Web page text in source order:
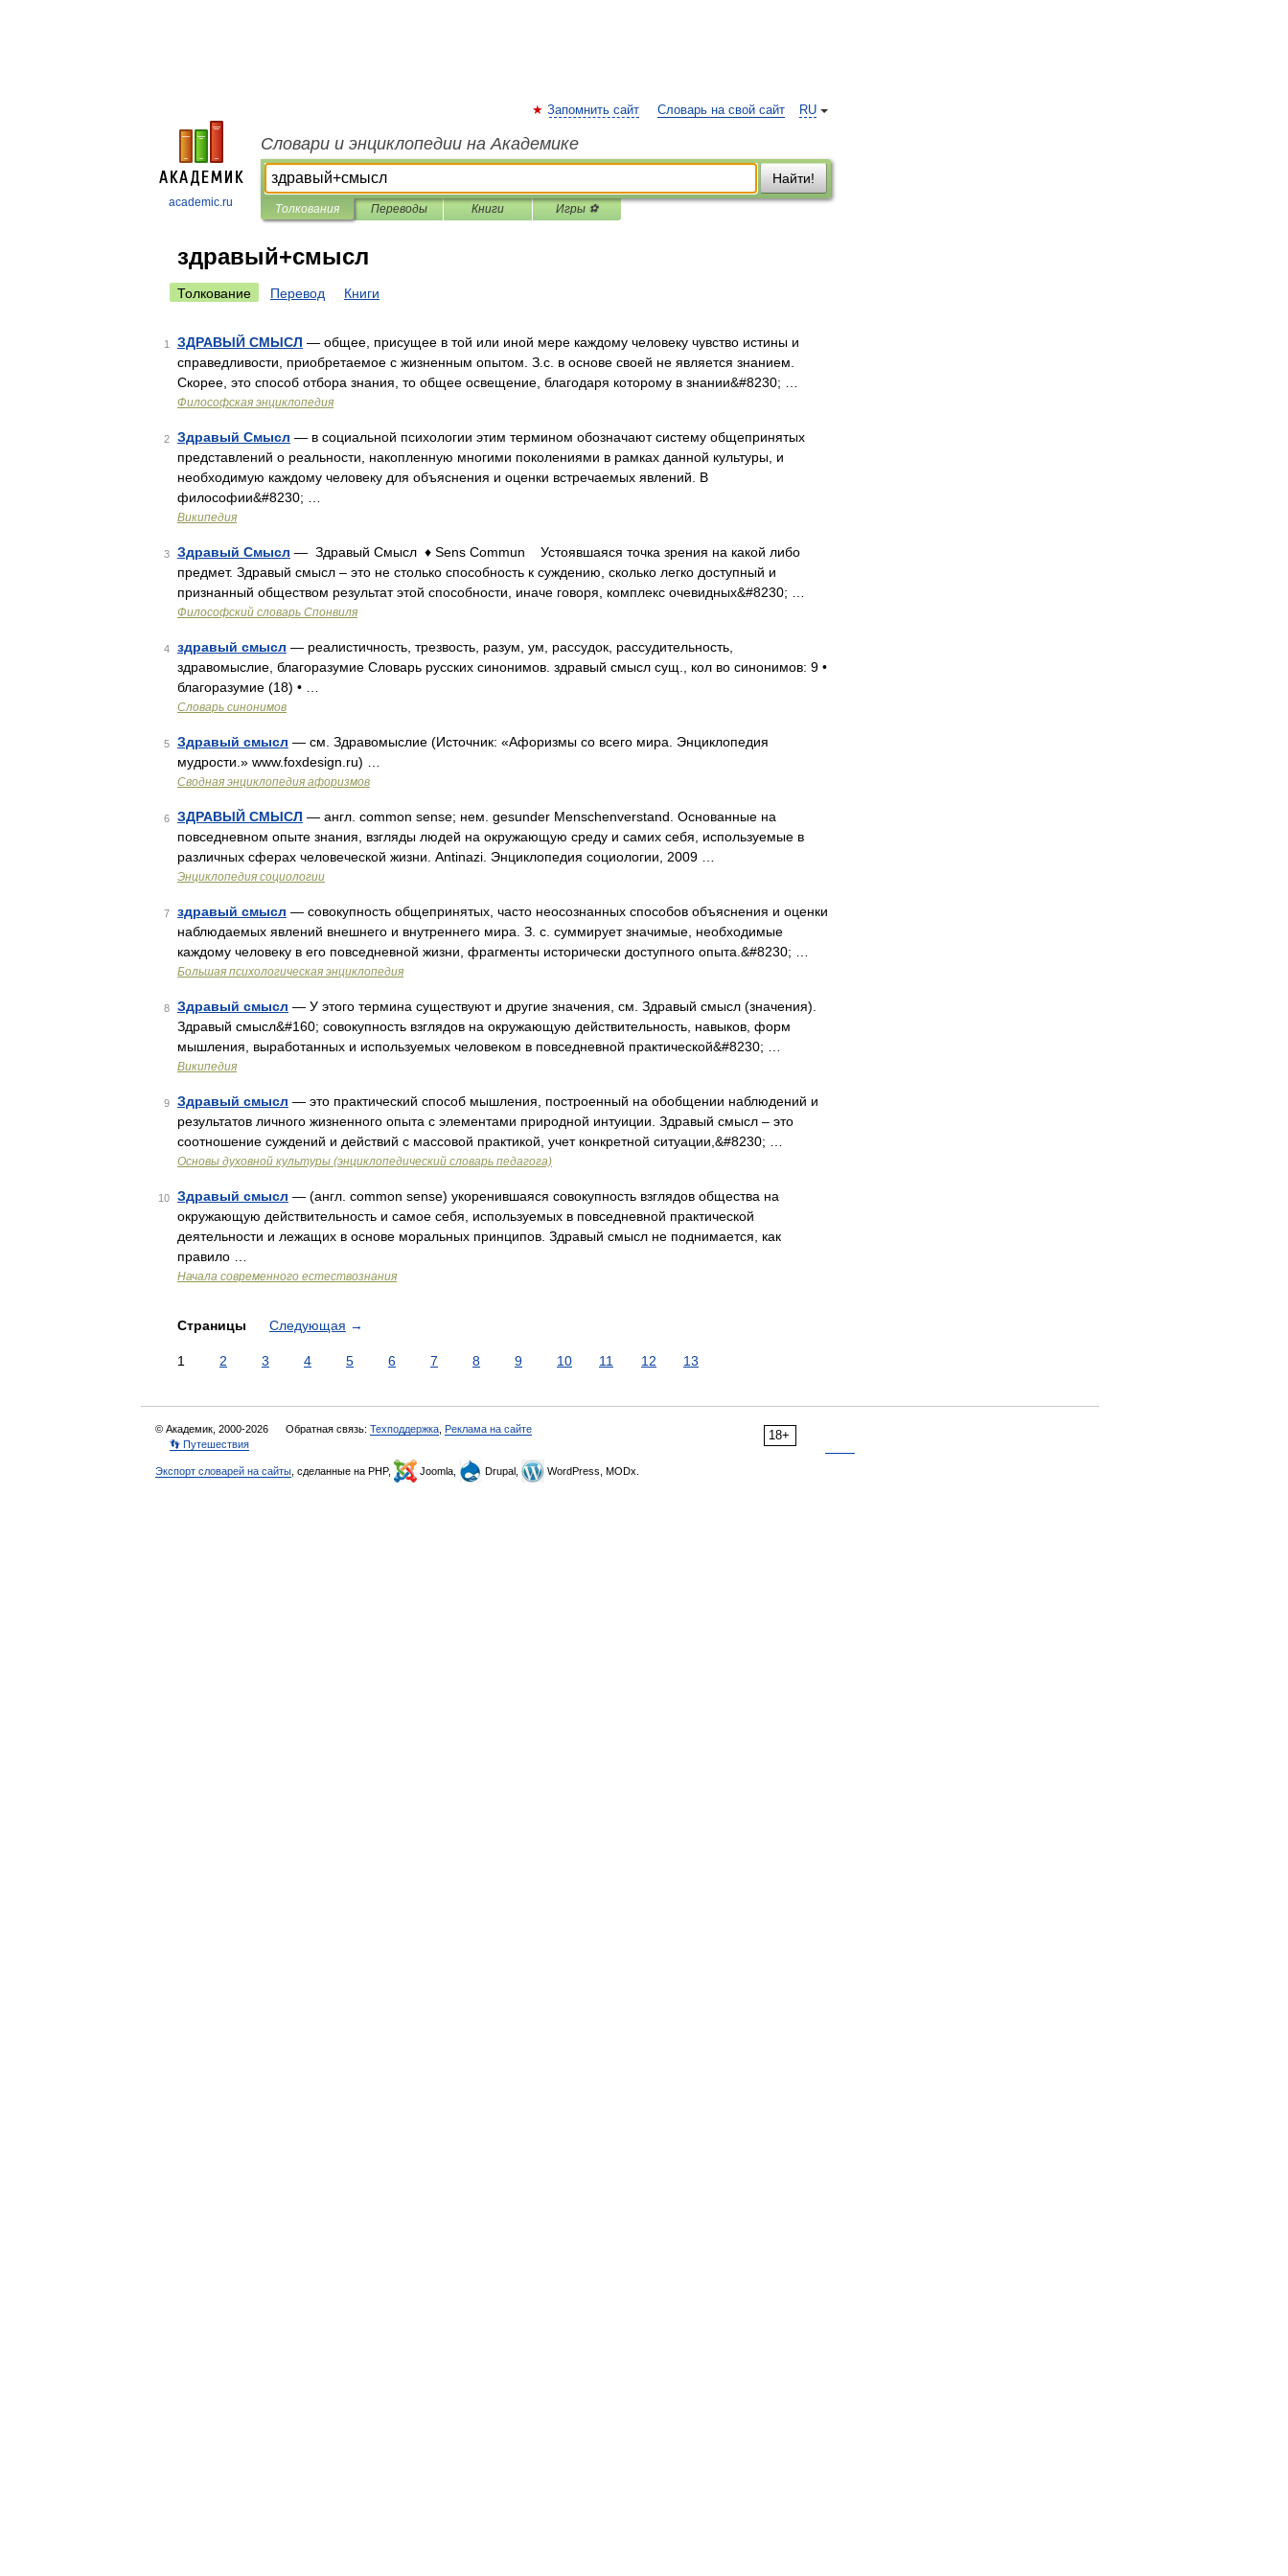
academic.ru
RU
Запомнить сайт Словарь на свой сайт
Словари и энциклопедии на Академике
Найти!
Толкования Переводы Книги Игры ⚽
здравый+смысл
Толкование Перевод Книги
1 ЗДРАВЫЙ СМЫСЛ — общее, присущее в той или иной мере каждому человеку чувство истины и
справедливости, приобретаемое с жизненным опытом. З.с. в основе своей не является знанием.
Скорее, это способ отбора знания, то общее освещение, благодаря которому в знании&#8230; …
Философская энциклопедия
2 Здравый Смысл — в социальной психологии этим термином обозначают систему общепринятых
представлений о реальности, накопленную многими поколениями в рамках данной культуры, и
необходимую каждому человеку для объяснения и оценки встречаемых явлений. В
философии&#8230; …
Википедия
3 Здравый Смысл — Здравый Смысл ♦ Sens Commun Устоявшаяся точка зрения на какой либо
предмет. Здравый смысл – это не столько способность к суждению, сколько легко доступный и
признанный обществом результат этой способности, иначе говоря, комплекс очевидных&#8230; …
Философский словарь Спонвиля
4 здравый смысл — реалистичность, трезвость, разум, ум, рассудок, рассудительность,
здравомыслие, благоразумие Словарь русских синонимов. здравый смысл сущ., кол во синонимов: 9 •
благоразумие (18) • …
Словарь синонимов
5 Здравый смысл — см. Здравомыслие (Источник: «Афоризмы со всего мира. Энциклопедия
мудрости.» www.foxdesign.ru) …
Сводная энциклопедия афоризмов
6 ЗДРАВЫЙ СМЫСЛ — англ. common sense; нем. gesunder Menschenverstand. Основанные на
повседневном опыте знания, взгляды людей на окружающую среду и самих себя, используемые в
различных сферах человеческой жизни. Antinazi. Энциклопедия социологии, 2009 …
Энциклопедия социологии
7 здравый смысл — совокупность общепринятых, часто неосознанных способов объяснения и оценки
наблюдаемых явлений внешнего и внутреннего мира. З. с. суммирует значимые, необходимые
каждому человеку в его повседневной жизни, фрагменты исторически доступного опыта.&#8230; …
Большая психологическая энциклопедия
8 Здравый смысл — У этого термина существуют и другие значения, см. Здравый смысл (значения).
Здравый смысл&#160; совокупность взглядов на окружающую действительность, навыков, форм
мышления, выработанных и используемых человеком в повседневной практической&#8230; …
Википедия
9 Здравый смысл — это практический способ мышления, построенный на обобщении наблюдений и
результатов личного жизненного опыта с элементами природной интуиции. Здравый смысл – это
соотношение суждений и действий с массовой практикой, учет конкретной ситуации,&#8230; …
Основы духовной культуры (энциклопедический словарь педагога)
10 Здравый смысл — (англ. common sense) укоренившаяся совокупность взглядов общества на
окружающую действительность и самое себя, используемых в повседневной практической
деятельности и лежащих в основе моральных принципов. Здравый смысл не поднимается, как
правило …
Начала современного естествознания
Страницы Следующая →
1 2 3 4 5 6 7 8 9 10 11 12 13
18+
© Академик, 2000-2026 Обратная связь: Техподдержка Реклама на сайте
👣 Путешествия
Экспорт словарей на сайты , сделанные на PHP, Joomla, Drupal, WordPress, MODx.